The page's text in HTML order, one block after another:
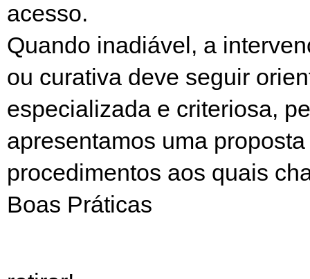
acesso.
Quando inadiável, a
ou curativa deve seguir
especializada e criteriosa,
apresentamos uma
procedimentos aos quais
Boas Práticas